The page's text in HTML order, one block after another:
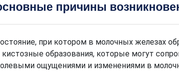
причины
при котором в молочных железах
кистозные образования, которые могут
ощущениями и изменениями в